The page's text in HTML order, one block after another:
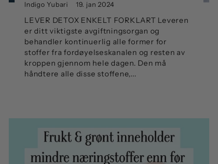
Indigo Yubari 19. jan 2024
LEVER DETOX ENKELT FORKLART Leveren
er ditt viktigste avgiftningsorgan og
behandler kontinuerlig alle former for
stoffer fra fordøyelseskanalen og resten av
kroppen gjennom hele dagen. Den må
håndtere alle disse stoffene,...